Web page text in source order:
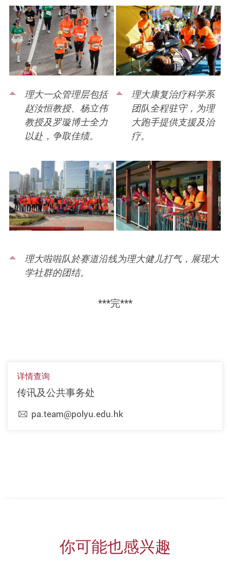
理大一众管理层包括
赵汝恒教授、杨立伟
教授及罗璇博士全力
以赴，争取佳绩。
理大康复治疗科学系
团队全程驻守，为理
大跑手提供支援及治
疗。
理大啦啦队於赛道沿线为理大健儿打气，展现大
学社群的团结。
***完***
详情查询
传讯及公共事务处
pa.team@polyu.edu.hk
你可能也感兴趣